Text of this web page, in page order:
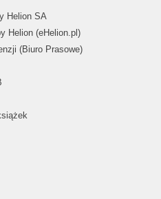
Helion SA
Helion (eHelion.pl)
(Biuro Prasowe)